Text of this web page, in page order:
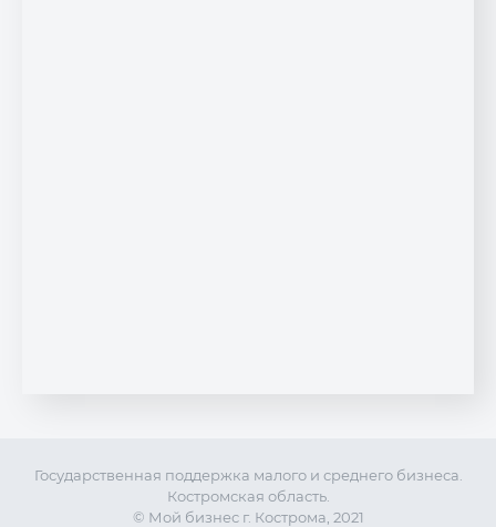
Государственная поддержка малого и среднего бизнеса.
Костромская область.
© Мой бизнес г. Кострома, 2021